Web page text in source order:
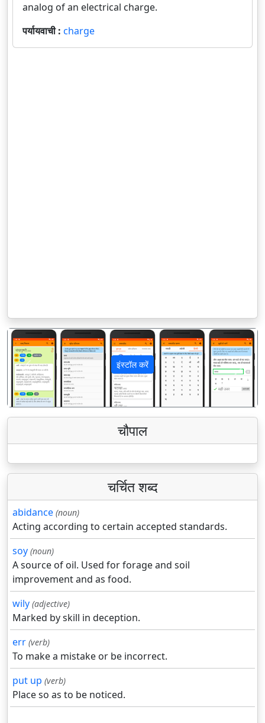
analog of an electrical charge.
पर्यायवाची : charge
इंस्टॉल करें
पिछला अगला
चौपाल
चर्चित शब्द
abidance (noun)
Acting according to certain accepted standards.
soy (noun)
A source of oil. Used for forage and soil
improvement and as food.
wily (adjective)
Marked by skill in deception.
err (verb)
To make a mistake or be incorrect.
put up (verb)
Place so as to be noticed.